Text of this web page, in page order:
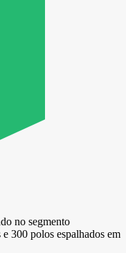
no segmento
300 polos espalhados em